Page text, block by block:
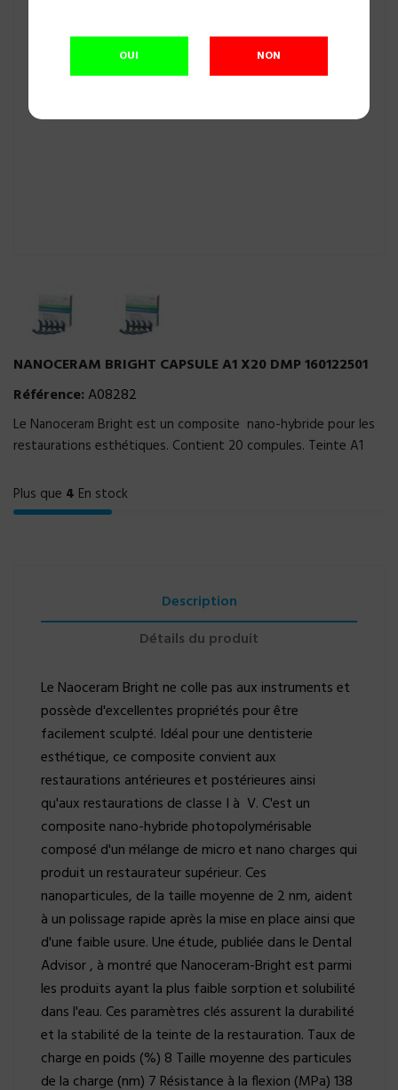
OUI NON
NANOCERAM BRIGHT CAPSULE A1 X20 DMP 160122501
Référence:A08282
Le Nanoceram Bright est un composite nano-hybride pour les
restaurations esthétiques. Contient 20 compules. Teinte A1
Plus que 4 En stock
Description
Détails du produit
Le Naoceram Bright ne colle pas aux instruments et
possède d'excellentes propriétés pour être
facilement sculpté. Idéal pour une dentisterie
esthétique, ce composite convient aux
restaurations antérieures et postérieures ainsi
qu'aux restaurations de classe I à V. C'est un
composite nano-hybride photopolymérisable
composé d'un mélange de micro et nano charges qui
produit un restaurateur supérieur. Ces
nanoparticules, de la taille moyenne de 2 nm, aident
à un polissage rapide après la mise en place ainsi que
d'une faible usure. Une étude, publiée dans le Dental
Advisor , à montré que Nanoceram-Bright est parmi
les produits ayant la plus faible sorption et solubilité
dans l'eau. Ces paramètres clés assurent la durabilité
et la stabilité de la teinte de la restauration. Taux de
charge en poids (%) 8 Taille moyenne des particules
de la charge (nm) 7 Résistance à la flexion (MPa) 138